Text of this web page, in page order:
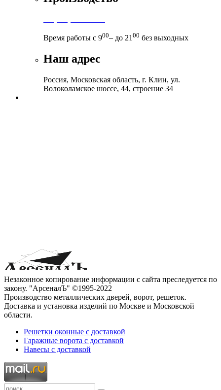
Время работы с 900– до 21 00 без выходных
Наш адрес
Россия, Московская область, г. Клин, ул.
Волоколамское шоссе, 44, строение 34
Незаконное копирование информации с сайта преследуется по
закону. "АрсеналЪ" ©1995-2022
Производство металлических дверей, ворот, решеток.
Доставка и установка изделий по Москве и Московской
области.
Решетки оконные с доставкой
Гаражные ворота с доставкой
Навесы с доставкой